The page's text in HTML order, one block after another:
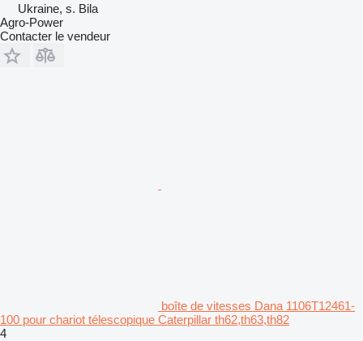
Ukraine, s. Bila
Agro-Power
Contacter le vendeur
boîte de vitesses Dana 1106T12461-
100 pour chariot télescopique Caterpillar th62,th63,th82
4